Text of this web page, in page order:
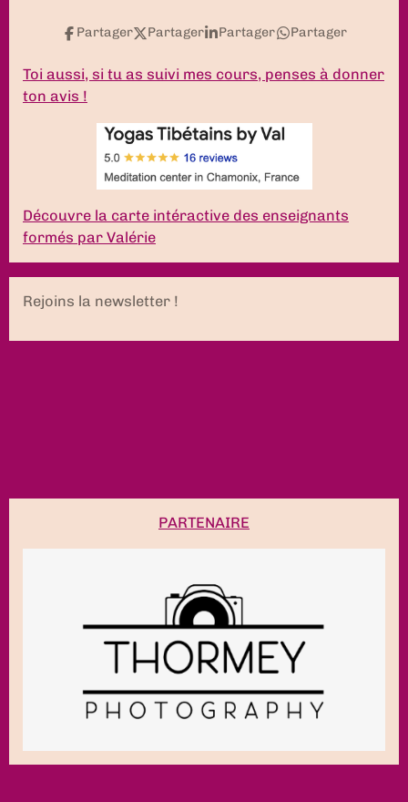
Partager Partager Partager Partager
Toi aussi, si tu as suivi mes cours, penses à donner
ton avis !
Découvre la carte intéractive des enseignants
formés par Valérie
Rejoins la newsletter !
PARTENAIRE